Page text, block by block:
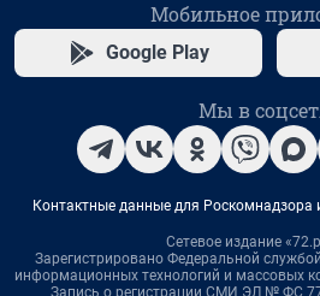
Мобильное
Google Play
Мы в
Контактные данные для Роскомнадзора
Сетевое издание
Зарегистрировано Федеральной
информационных технологий и массовых
Запись о регистрации СМИ ЭЛ № ФС